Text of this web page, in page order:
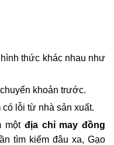
thức khác nhau như
khoản trước.
lỗi từ nhà sản xuất.
một địa chỉ may đồng
tìm kiếm đâu xa, Gạo